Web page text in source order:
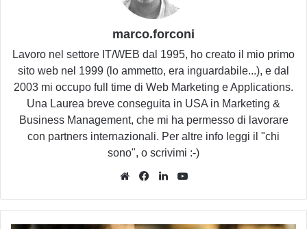
marco.forconi
Lavoro nel settore IT/WEB dal 1995, ho creato il mio primo
sito web nel 1999 (lo ammetto, era inguardabile...), e dal
2003 mi occupo full time di Web Marketing e Applications.
Una Laurea breve conseguita in USA in Marketing &
Business Management, che mi ha permesso di lavorare
con partners internazionali. Per altre info leggi il "chi
sono", o scrivimi :-)
WebsiteFacebookLinkedIn